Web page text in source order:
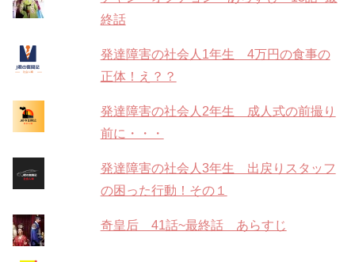
終話
発達障害の社会人1年生 4万円の食事の
正体！え？？
発達障害の社会人2年生 成人式の前撮り
前に・・・
発達障害の社会人3年生 出戻りスタッフ
の困った行動！その１
奇皇后 41話~最終話 あらすじ